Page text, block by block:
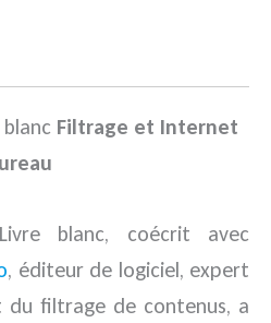
Filtrage et Internet
blanc, coécrit avec
, éditeur de logiciel, expert
filtrage de contenus, a